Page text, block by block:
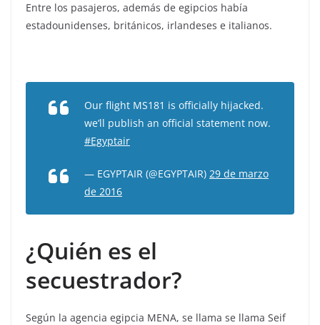
Entre los pasajeros, además de egipcios había
estadounidenses, británicos, irlandeses e italianos.
Our flight MS181 is officially hijacked.
we’ll publish an official statement now.
#Egyptair
— EGYPTAIR (@EGYPTAIR) 29 de marzo
de 2016
¿Quién es el
secuestrador?
Según la agencia egipcia MENA, se llama se llama Seif